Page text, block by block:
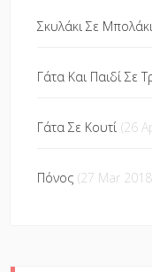
Σκυλάκι Σε Μπολάκι
Γάτα Και Παιδί Σε
Γάτα Σε Κουτί (26
Πόνος (27 Mar